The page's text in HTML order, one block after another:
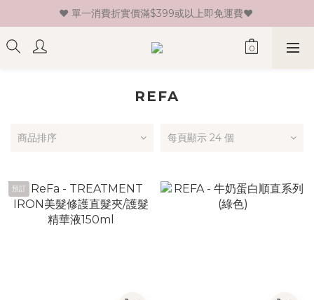
♥ 新會員登記即送HK$30 現金卷♥
♥ 單一消費折實價滿$399或以上即免運費♥
♥ 新會員登記即送HK$30 現金卷♥
REFA
商品排序 每頁顯示 24 個
預訂